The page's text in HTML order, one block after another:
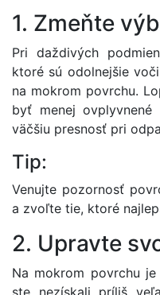
1. Zmeňte
Pri daždivých
ktoré sú odolnejšie
na mokrom povrchu.
byť menej
väčšiu presnosť pri
Tip:
Venujte pozornosť
a zvoľte tie, ktoré
2. Upravte
Na mokrom povrchu
ste nezískali príliš